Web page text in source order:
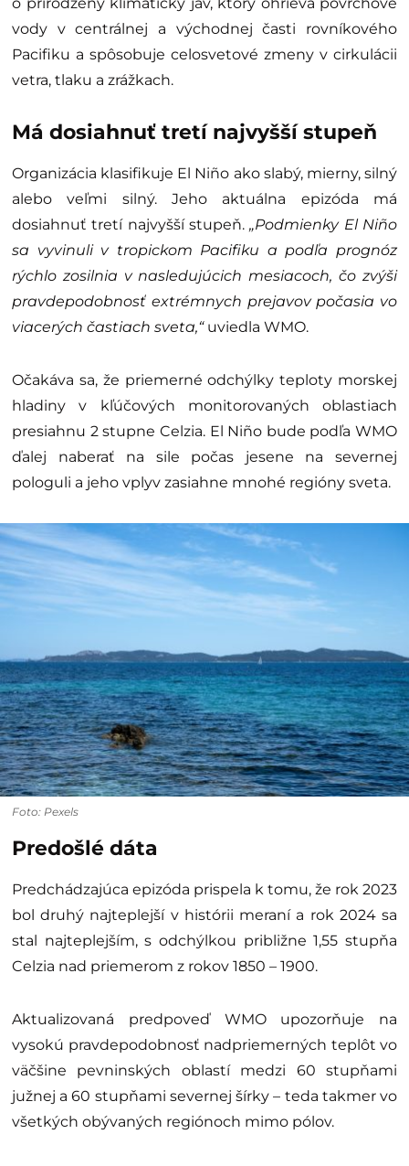
vody v centrálnej a východnej časti rovníkového
Pacifiku a spôsobuje celosvetové zmeny v cirkulácii
vetra, tlaku a zrážkach.
Má dosiahnuť tretí najvyšší stupeň
Organizácia klasifikuje El Niño ako slabý, mierny, silný
alebo veľmi silný. Jeho aktuálna epizóda má
dosiahnuť tretí najvyšší stupeň.„Podmienky El Niño
sa vyvinuli v tropickom Pacifiku a podľa prognóz
rýchlo zosilnia v nasledujúcich mesiacoch, čo zvýši
pravdepodobnosť extrémnych prejavov počasia vo
viacerých častiach sveta,“uviedla WMO.
Očakáva sa, že priemerné odchýlky teploty morskej
hladiny v kľúčových monitorovaných oblastiach
presiahnu 2 stupne Celzia. El Niño bude podľa WMO
ďalej naberať na sile počas jesene na severnej
pologuli a jeho vplyv zasiahne mnohé regióny sveta.
Foto: Pexels
Predošlé dáta
Predchádzajúca epizóda prispela k tomu, že rok 2023
bol druhý najteplejší v histórii meraní a rok 2024 sa
stal najteplejším, s odchýlkou približne 1,55 stupňa
Celzia nad priemerom z rokov 1850 – 1900.
Aktualizovaná predpoveď WMO upozorňuje na
vysokú pravdepodobnosť nadpriemerných teplôt vo
väčšine pevninských oblastí medzi 60 stupňami
južnej a 60 stupňami severnej šírky – teda takmer vo
všetkých obývaných regiónoch mimo pólov.